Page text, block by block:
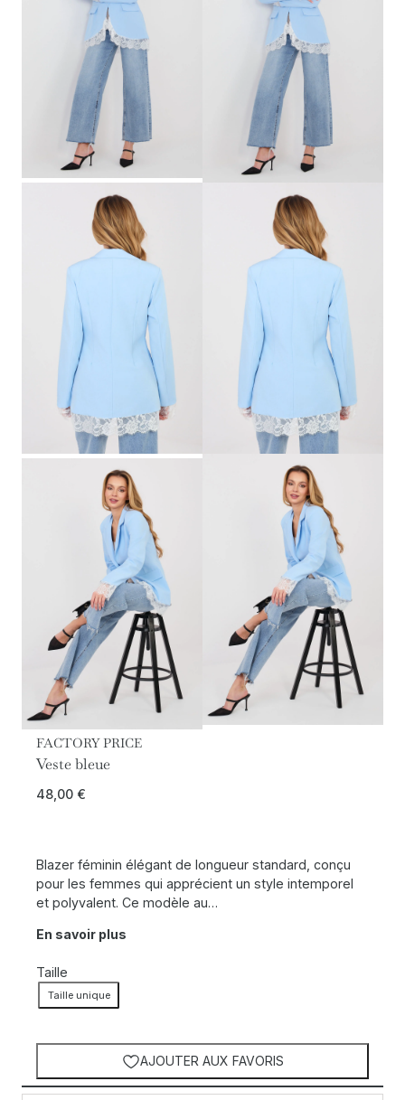
FACTORY PRICE
Veste bleue
48,00 €
Blazer féminin élégant de longueur standard, conçu
pour les femmes qui apprécient un style intemporel
et polyvalent. Ce modèle au…
En savoir plus
Taille
Taille unique
AJOUTER AUX FAVORIS